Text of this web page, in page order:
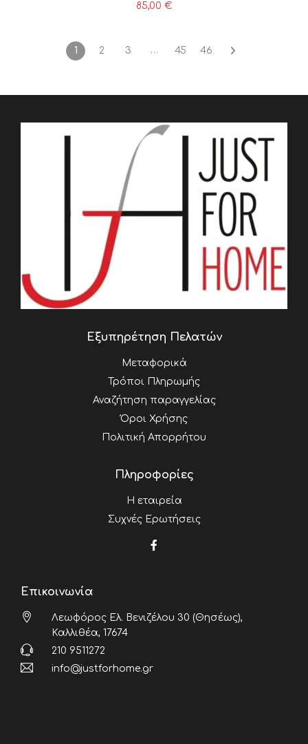
85,00 €
1 2 3 … 45 46
Εξυπηρέτηση Πελατών
Μεταφορικά
Τρόποι Πληρωμής
Αναζήτηση παραγγελίας
Όροι Χρήσης
Πολιτική Απορρήτου
Πληροφορίες
Η εταιρεία
Συχνές Ερωτήσεις
Επικοινωνία
Λεωφόρος Ελ. Βενιζέλου 30 (Θησέως),
Καλλιθέα, 17674
210 9511272
info@justforhome.gr